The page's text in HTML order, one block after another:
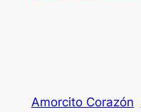
Amorcito Corazón